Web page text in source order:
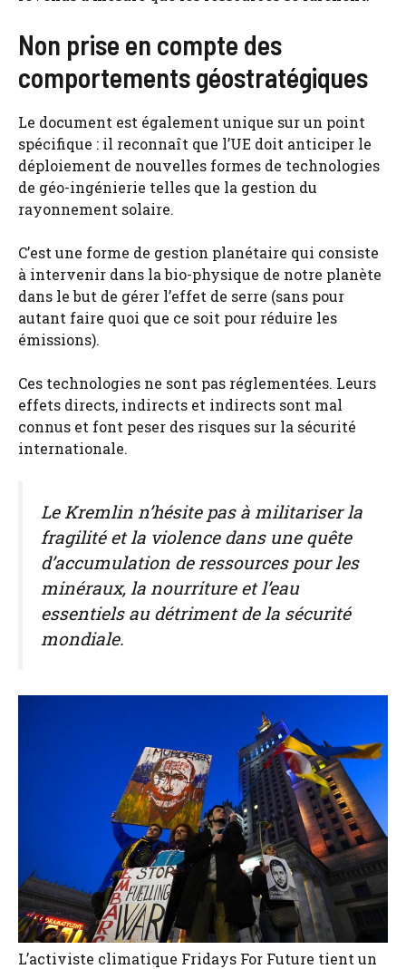
Non prise en compte des
comportements géostratégiques
Le document est également unique sur un point
spécifique : il reconnaît que l’UE doit anticiper le
déploiement de nouvelles formes de technologies
de géo-ingénierie telles que la gestion du
rayonnement solaire.
C’est une forme de gestion planétaire qui consiste
à intervenir dans la bio-physique de notre planète
dans le but de gérer l’effet de serre (sans pour
autant faire quoi que ce soit pour réduire les
émissions).
Ces technologies ne sont pas réglementées. Leurs
effets directs, indirects et indirects sont mal
connus et font peser des risques sur la sécurité
internationale.
Le Kremlin n’hésite pas à militariser la
fragilité et la violence dans une quête
d’accumulation de ressources pour les
minéraux, la nourriture et l’eau
essentiels au détriment de la sécurité
mondiale.
L’activiste climatique Fridays For Future tient un